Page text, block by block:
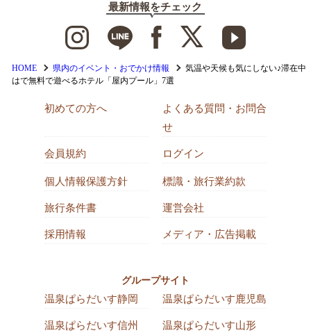
最新情報をチェック
HOME 県内のイベント・おでかけ情報
気温や天候も気にしない♪滞在中
はで無料で遊べるホテル「屋内プール」7選
初めての方へ
よくある質問・お問合
せ
会員規約 ログイン
個人情報保護方針 標識・旅行業約款
旅行条件書 運営会社
採用情報 メディア・広告掲載
グループサイト
温泉ぱらだいす静岡 温泉ぱらだいす鹿児島
温泉ぱらだいす信州 温泉ぱらだいす山形